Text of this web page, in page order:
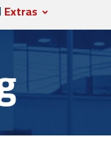
Extras